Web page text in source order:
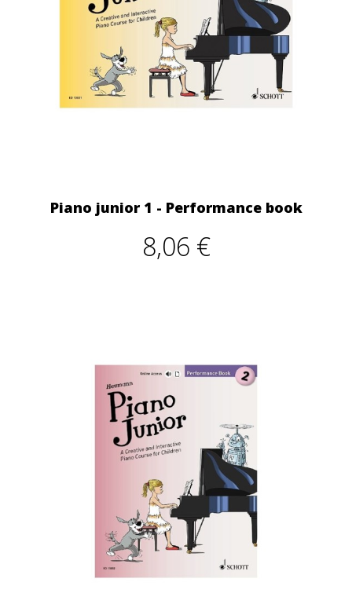
Piano junior 1 - Performance book
8,06 €